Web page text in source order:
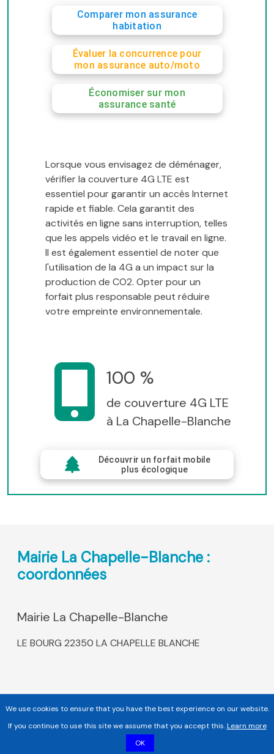
Comparer mon assurance
habitation
Évaluer la concurrence pour
mon assurance auto/moto
Économiser sur mon
assurance santé
Lorsque vous envisagez de déménager,
vérifier la couverture 4G LTE est
essentiel pour garantir un accès Internet
rapide et fiable. Cela garantit des
activités en ligne sans interruption, telles
que les appels vidéo et le travail en ligne.
Il est également essentiel de noter que
l'utilisation de la 4G a un impact sur la
production de CO2. Opter pour un
forfait plus responsable peut réduire
votre empreinte environnementale.
100 %
de couverture 4G LTE
à La Chapelle-Blanche
Découvrir un forfait mobile
plus écologique
Mairie La Chapelle-Blanche :
coordonnées
Mairie La Chapelle-Blanche
LE BOURG 22350 LA CHAPELLE BLANCHE
We use cookies to ensure that you have the best experience on our website.
If you continue to use this site we assume that you accept this.Learn more
OK